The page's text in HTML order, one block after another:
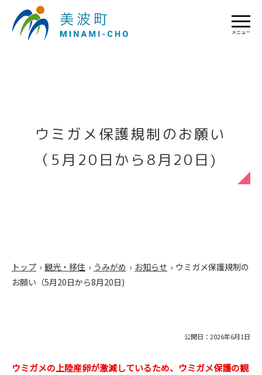
メニュー
ウミガメ保護規制のお願い
（5月20日から8月20日)
トップ › 観光・移住 › うみがめ › お知らせ › ウミガメ保護規制の
お願い（5月20日から8月20日)
公開日：2026年6月1日
ウミガメの上陸産卵が激減しているため、ウミガメ保護の観